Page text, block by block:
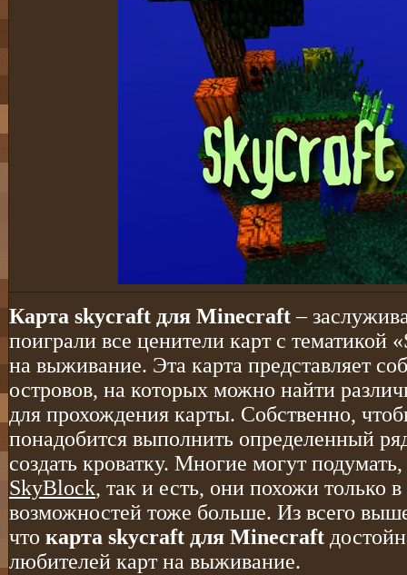
Карта skycraft для Minecraft–
поиграли все ценители карт с
на выживание. Эта карта представляет
островов, на которых можно найти
для прохождения карты. Собственно,
понадобится выполнить определенный
создать кроватку. Многие могут
SkyBlock, так и есть, они похожи только
возможностей тоже больше. Из всего
что карта skycraft для Minecraft
любителей карт на выживание.